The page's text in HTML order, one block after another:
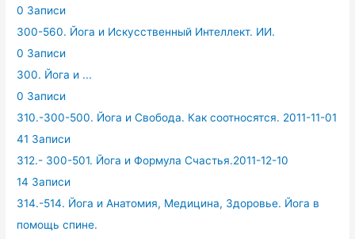
0 Записи
300-560. Йога и Искусственный Интеллект. ИИ.
0 Записи
300. Йога и ...
0 Записи
310.-300-500. Йога и Свобода. Как соотносятся. 2011-11-01
41 Записи
312.- 300-501. Йога и Формула Счастья.2011-12-10
14 Записи
314.-514. Йога и Анатомия, Медицина, Здоровье. Йога в
помощь спине.